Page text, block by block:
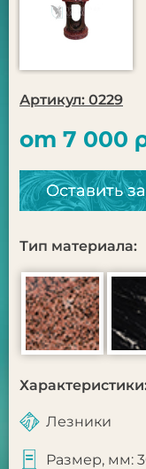
Артикул: 0229
от 7 000
Оставить
Тип материала:
Лезники
Размер, мм: